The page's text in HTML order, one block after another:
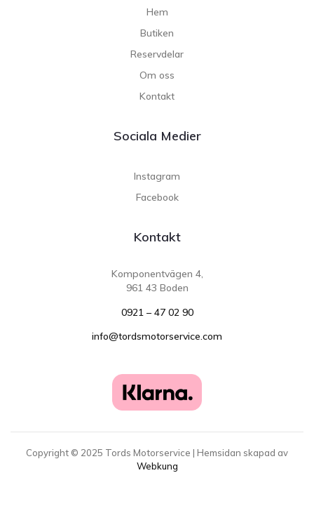
Hem
Butiken
Reservdelar
Om oss
Kontakt
Sociala Medier
Instagram
Facebook
Kontakt
Komponentvägen 4,
961 43 Boden
0921 – 47 02 90
info@tordsmotorservice.com
Copyright © 2025 Tords Motorservice | Hemsidan skapad av
Webkung